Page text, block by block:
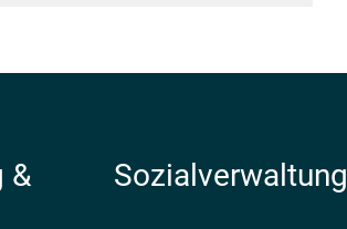
&
Sozialverwaltung